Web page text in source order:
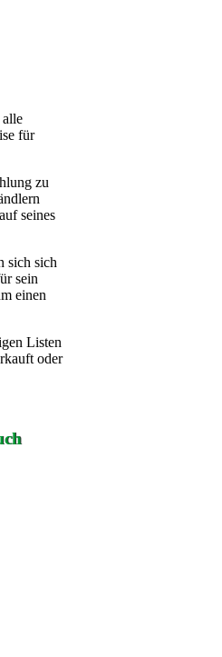
für
zu
seines
sich sich
sein
einen
Listen
oder